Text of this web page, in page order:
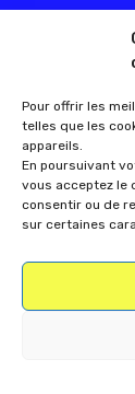
Pour offrir les
telles que les
appareils.
En poursuivant
vous acceptez le
consentir ou de
sur certaines